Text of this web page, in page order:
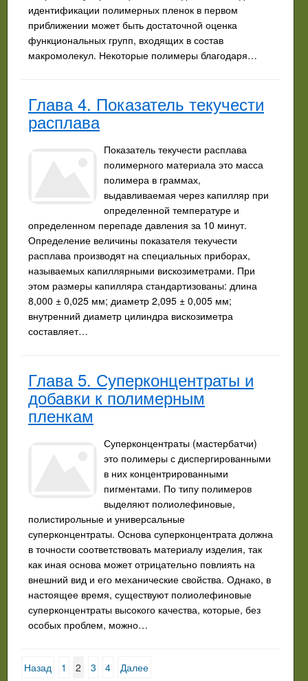
идентификации полимерных пленок в первом
приближении может быть достаточной оценка
функциональных групп, входящих в состав
макромолекул. Некоторые полимеры благодаря…
Глава 4. Показатель текучести
расплава
Показатель текучести расплава
полимерного материала это масса
полимера в граммах,
выдавливаемая через капилляр при
определенной температуре и
определенном перепаде давления за 10 минут.
Определение величины показателя текучести
расплава производят на специальных приборах,
называемых капиллярными вискозиметрами. При
этом размеры капилляра стандартизованы: длина
8,000 ± 0,025 мм; диаметр 2,095 ± 0,005 мм;
внутренний диаметр цилиндра вискозиметра
составляет…
Глава 5. Суперконцентраты и
добавки к полимерным
пленкам
Суперконцентраты (мастербатчи)
это полимеры с диспергированными
в них концентрированными
пигментами. По типу полимеров
выделяют полиолефиновые,
полистирольные и универсальные
суперконцентраты. Основа суперконцентрата должна
в точности соответствовать материалу изделия, так
как иная основа может отрицательно повлиять на
внешний вид и его механические свойства. Однако, в
настоящее время, существуют полиолефиновые
суперконцентраты высокого качества, которые, без
особых проблем, можно…
Назад 1 2 3 4 Далее